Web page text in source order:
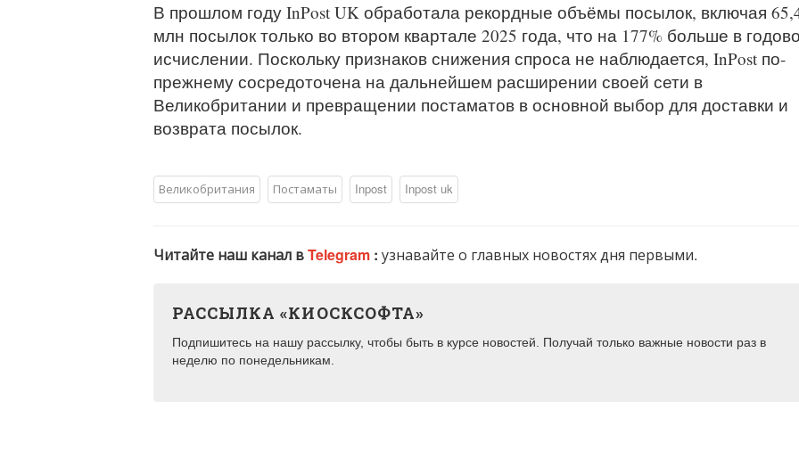
В прошлом году InPost UK обработала рекордные объёмы посылок, включая
млн посылок только во втором квартале 2025 года, что на 177% больше в
исчислении. Поскольку признаков снижения спроса не наблюдается, InPost по-
прежнему сосредоточена на дальнейшем расширении своей сети в
Великобритании и превращении постаматов в основной выбор для доставки и
возврата посылок.
Великобритания Постаматы Inpost Inpost uk
Читайте наш канал вTelegram : узнавайте о главных новостях дня первыми.
РАССЫЛКА «КИОСКСОФТА»
Подпишитесь на нашу рассылку, чтобы быть в курсе новостей. Получай только важные новости раз в
неделю по понедельникам.